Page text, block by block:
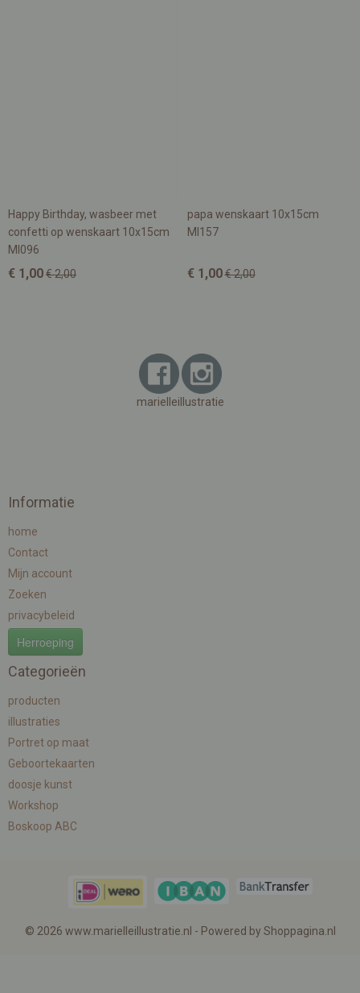
Happy Birthday, wasbeer met
confetti op wenskaart 10x15cm
MI096
€ 1,00€ 2,00
papa wenskaart 10x15cm
MI157
€ 1,00€ 2,00
marielleillustratie
Informatie
home
Contact
Mijn account
Zoeken
privacybeleid
Herroeping
Categorieën
producten
illustraties
Portret op maat
Geboortekaarten
doosje kunst
Workshop
Boskoop ABC
© 2026 www.marielleillustratie.nl - Powered by Shoppagina.nl